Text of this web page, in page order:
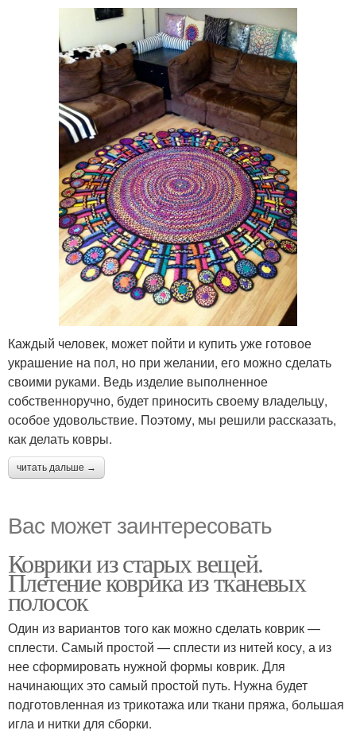
Каждый человек, может пойти и купить уже готовое
украшение на пол, но при желании, его можно сделать
своими руками. Ведь изделие выполненное
собственноручно, будет приносить своему владельцу,
особое удовольствие. Поэтому, мы решили рассказать,
как делать ковры.
читать дальше →
Вас может заинтересовать
Коврики из старых вещей.
Плетение коврика из тканевых
полосок
Один из вариантов того как можно сделать коврик —
сплести. Самый простой — сплести из нитей косу, а из
нее сформировать нужной формы коврик. Для
начинающих это самый простой путь. Нужна будет
подготовленная из трикотажа или ткани пряжа, большая
игла и нитки для сборки.